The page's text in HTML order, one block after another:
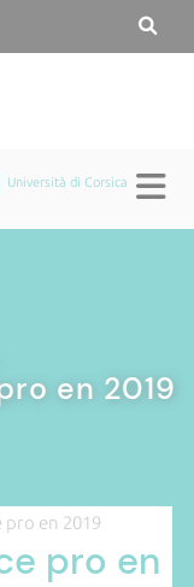
Università di Corsica
en 2019
pro en 2019
pro en